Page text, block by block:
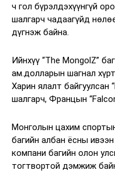
ч гол бүрэлдэхүүнгүй
шалгарч чадаагүйд
дүгнэж байна.
Ийнхүү “The MongolZ”
ам.долларын шагнал
Харин ялалт байгуулсан
шалгарч, Францын
Монголын цахим
багийн албан ёсны
компани багийн олон
тогтвортой дэмжиж